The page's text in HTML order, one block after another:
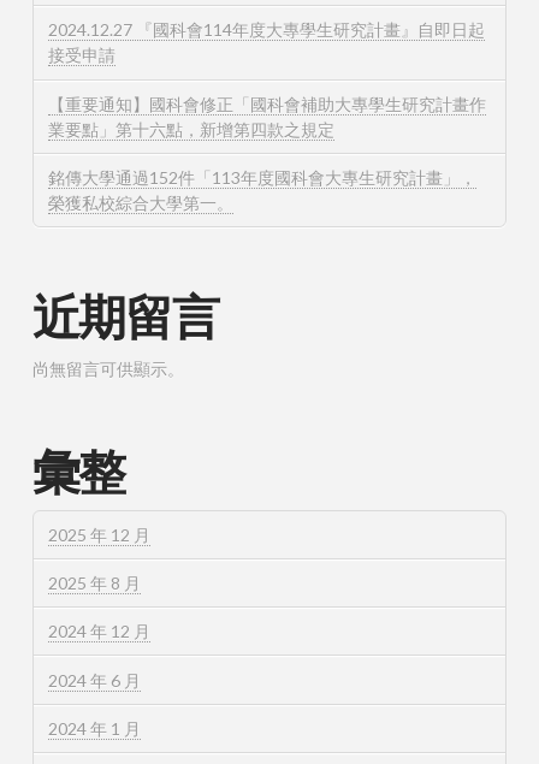
2024.12.27 『國科會114年度大專學生研究計畫』自即日起
接受申請
【重要通知】國科會修正「國科會補助大專學生研究計畫作
業要點」第十六點，新增第四款之規定
銘傳大學通過152件「113年度國科會大專生研究計畫」，
榮獲私校綜合大學第一。
近期留言
尚無留言可供顯示。
彙整
2025 年 12 月
2025 年 8 月
2024 年 12 月
2024 年 6 月
2024 年 1 月